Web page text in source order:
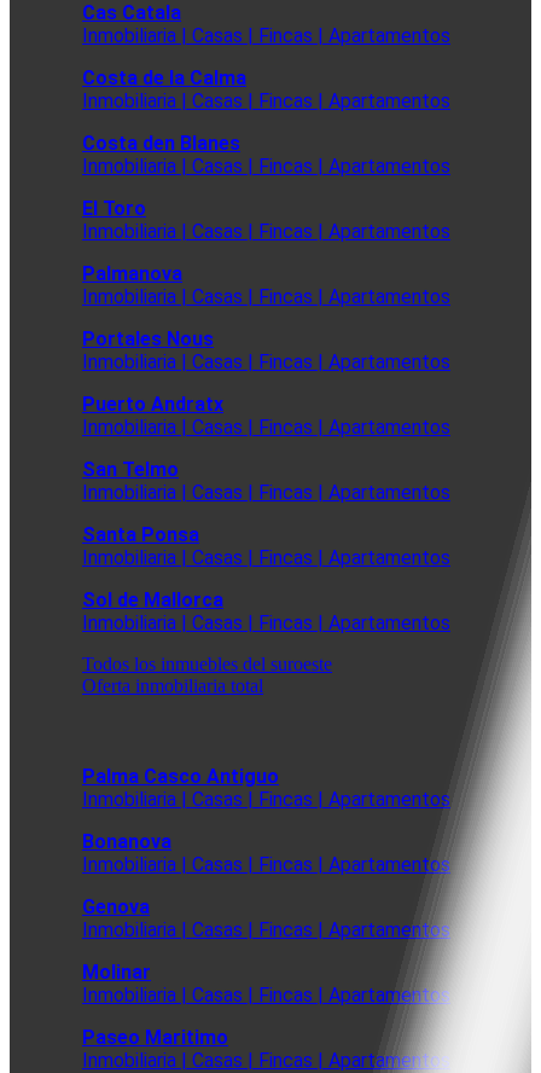
Cas Catala
Inmobiliaria | Casas | Fincas | Apartamentos
Costa de la Calma
Inmobiliaria | Casas | Fincas | Apartamentos
Costa den Blanes
Inmobiliaria | Casas | Fincas | Apartamentos
El Toro
Inmobiliaria | Casas | Fincas | Apartamentos
Palmanova
Inmobiliaria | Casas | Fincas | Apartamentos
Portales Nous
Inmobiliaria | Casas | Fincas | Apartamentos
Puerto Andratx
Inmobiliaria | Casas | Fincas | Apartamentos
San Telmo
Inmobiliaria | Casas | Fincas | Apartamentos
Santa Ponsa
Inmobiliaria | Casas | Fincas | Apartamentos
Sol de Mallorca
Inmobiliaria | Casas | Fincas | Apartamentos
Todos los inmuebles del suroeste
Oferta inmobiliaria total
Palma Casco Antiguo
Inmobiliaria | Casas | Fincas | Apartamentos
Bonanova
Inmobiliaria | Casas | Fincas | Apartamentos
Genova
Inmobiliaria | Casas | Fincas | Apartamentos
Molinar
Inmobiliaria | Casas | Fincas | Apartamentos
Paseo Maritimo
Inmobiliaria | Casas | Fincas | Apartamentos